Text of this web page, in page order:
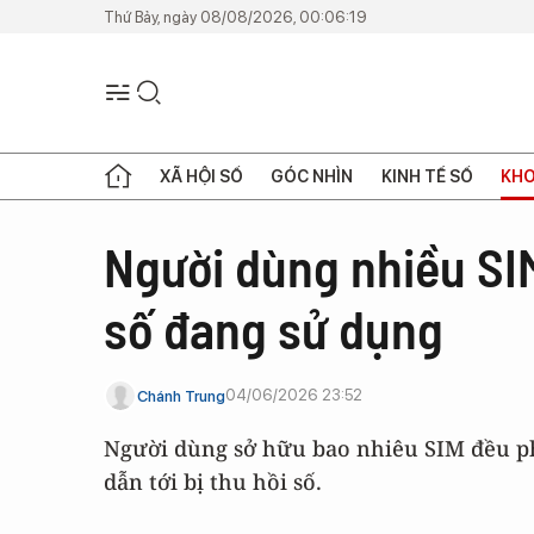
Thứ Bảy, ngày 08/08/2026, 00:06:19
XÃ HỘI SỐ GÓC NHÌN KINH TẾ SỐ
Người dùng nhiều
số đang sử dụng
Chánh Trung04/06/2026 23:52
Người dùng sở hữu bao nhiêu SIM đều
dẫn tới bị thu hồi số.